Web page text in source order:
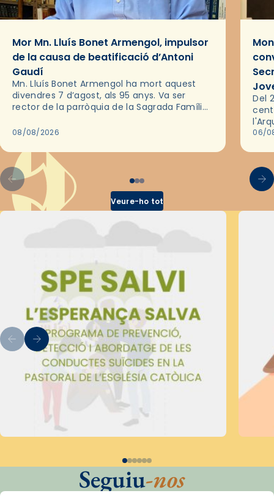
Mor Mn. Lluís Bonet Armengol, impulsor
de la causa de beatificació d’Antoni
Gaudí
Mn. Lluís Bonet Armengol ha mort aquest
divendres 7 d’agost, als 95 anys. Va ser
rector de la parròquia de la Sagrada Família
2018,…
08/08/2026
Del
les
06/
Veure-ho tot
Seguiu-nos